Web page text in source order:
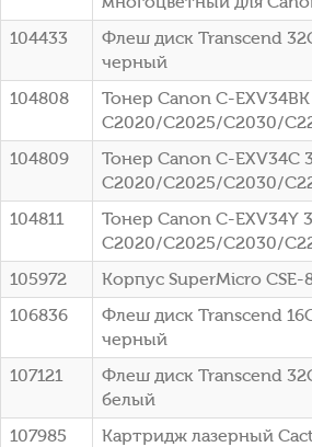
104433
Флеш диск Transcend
черный
104808
Тонер Canon C-
C2020/C2025/C2030/
104809
Тонер Canon C-EXV34C
C2020/C2025/C2030/
104811
Тонер Canon C-EXV34Y
C2020/C2025/C2030/
105972
Корпус SuperMicro
106836
Флеш диск Transcend
черный
107121
Флеш диск Transcend
белый
107985
Картридж лазерный